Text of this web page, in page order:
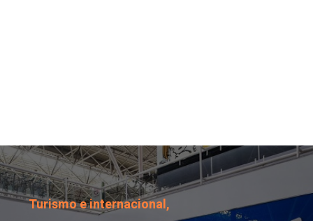
De Bahia à Colômbia:
Turismo e internacional,